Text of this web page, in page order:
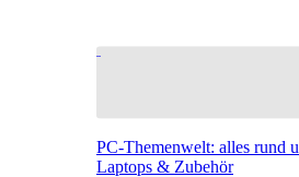
PC-Themenwelt: alles rund
Laptops & Zubehör